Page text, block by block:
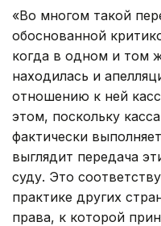
«Во многом такой
обоснованной
когда в одном и том
находилась и
отношению к ней
этом, поскольку
фактически
выглядит передача
суду. Это
практике других
права, к которой